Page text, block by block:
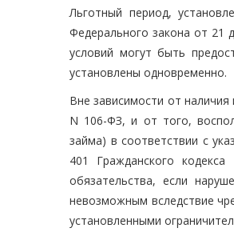
Льготный период,
Федерального закона от 21
условий могут быть
установлены одновременно.
Вне зависимости от
N 106-ФЗ, и от того,
займа) в соответствии с
401 Гражданского
обязательства, если
невозможным вследствие
установленными